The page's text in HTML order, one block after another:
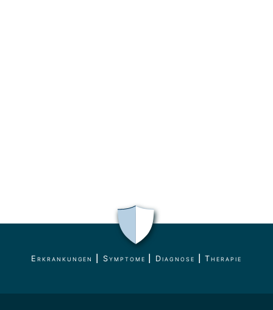
Erkrankungen Symptome Diagnose |Therapie